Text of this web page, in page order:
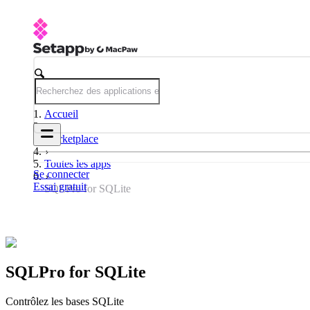
Se connecter
Essai gratuit
Accueil
Marketplace
Toutes les apps
SQLPro for SQLite
SQLPro for SQLite
Contrôlez les bases SQLite